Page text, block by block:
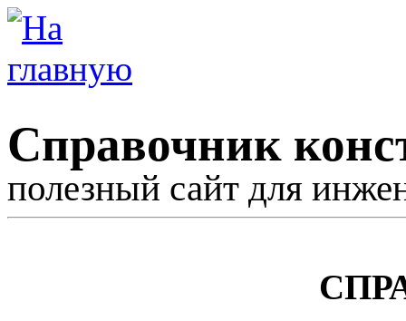
Справочник
полезный сайт для